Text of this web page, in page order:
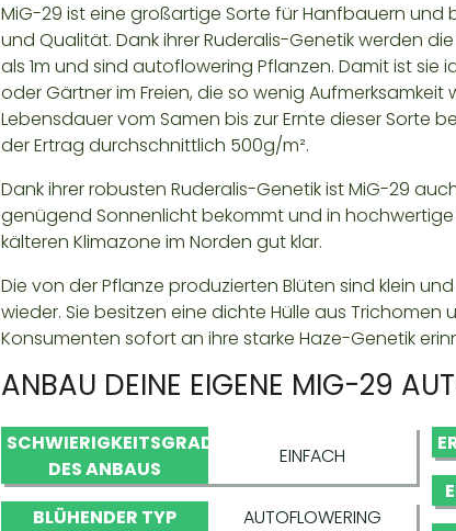
MiG-29 ist eine großartige Sorte für Hanfbauern
und Qualität. Dank ihrer Ruderalis-Genetik werden
als 1m und sind autoflowering Pflanzen. Damit ist
oder Gärtner im Freien, die so wenig
Lebensdauer vom Samen bis zur Ernte dieser Sorte
der Ertrag durchschnittlich 500g/m².
Dank ihrer robusten Ruderalis-Genetik ist MiG-29
genügend Sonnenlicht bekommt und in
kälteren Klimazone im Norden gut klar.
Die von der Pflanze produzierten Blüten sind klein
wieder. Sie besitzen eine dichte Hülle aus
Konsumenten sofort an ihre starke Haze-Genetik
ANBAU DEINE EIGENE MIG-29
SCHWIERIGKEITSGRAD
DES ANBAUS
EINFACH
BLÜHENDER TYP AUTOFLOWERING